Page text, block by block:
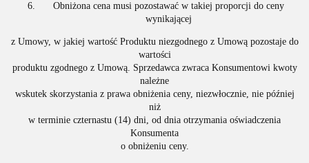
Obniżona cena musi pozostawać w takiej proporcji do ceny
wynikającej
z Umowy, w jakiej wartość Produktu niezgodnego z Umową pozostaje do
wartości
produktu zgodnego z Umową. Sprzedawca zwraca Konsumentowi kwoty
należne
wskutek skorzystania z prawa obniżenia ceny, niezwłocznie, nie później
niż
w terminie czternastu (14) dni, od dnia otrzymania oświadczenia
Konsumenta
o obniżeniu ceny.